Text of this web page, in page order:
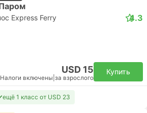
Express Ferry 4.3
USD 15
Налоги включены за взрослого
Купить
ещё 1 класс от USD 23